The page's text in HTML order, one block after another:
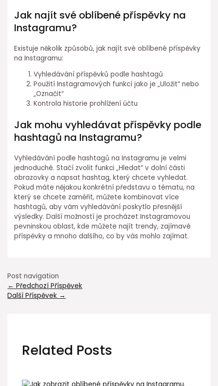
Jak najít své oblíbené příspěvky na
Instagramu?
Existuje několik způsobů, jak najít své oblíbené příspěvky
na Instagramu:
Vyhledávání příspěvků podle hashtagů
Použití Instagramových funkcí jako je „Uložit“ nebo
„Označit“
Kontrola historie prohlížení účtu
Jak mohu vyhledávat příspěvky podle
hashtagů na Instagramu?
Vyhledávání podle hashtagů na Instagramu je velmi
jednoduché. Stačí zvolit funkci „Hledat“ v dolní části
obrazovky a napsat hashtag, který chcete vyhledat.
Pokud máte nějakou konkrétní představu o tématu, na
který se chcete zaměřit, můžete kombinovat více
hashtagů, aby vám vyhledávání poskytlo přesnější
výsledky. Další možností je procházet Instagramovou
pevninskou oblast, kde můžete najít trendy, zajímavé
příspěvky a mnoho dalšího, co by vás mohlo zajímat.
Post navigation
← Předchozí Příspěvek
Další Příspěvek →
Related Posts